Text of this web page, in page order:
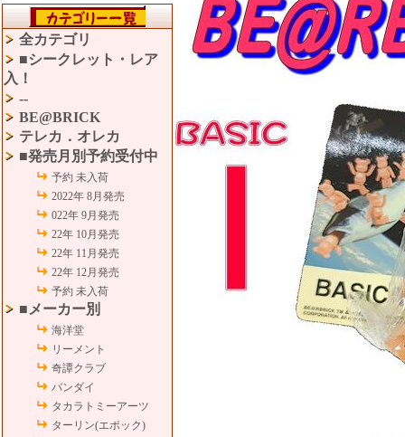
全カテゴリ
■シークレット・レア
入！
--
BE@BRICK
テレカ．オレカ
■発売月別予約受付中
予約 未入荷
2022年 8月発売
022年 9月発売
22年 10月発売
22年 11月発売
22年 12月発売
予約 未入荷
■メーカー別
海洋堂
リーメント
奇譚クラブ
バンダイ
タカラトミーアーツ
ターリン(エポック)